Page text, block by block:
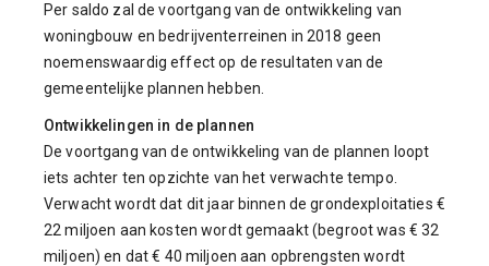
Per saldo zal de voortgang van de ontwikkeling van
woningbouw en bedrijventerreinen in 2018 geen
noemenswaardig effect op de resultaten van de
gemeentelijke plannen hebben.
Ontwikkelingen in de plannen
De voortgang van de ontwikkeling van de plannen loopt
iets achter ten opzichte van het verwachte tempo.
Verwacht wordt dat dit jaar binnen de grondexploitaties €
22 miljoen aan kosten wordt gemaakt (begroot was € 32
miljoen) en dat € 40 miljoen aan opbrengsten wordt